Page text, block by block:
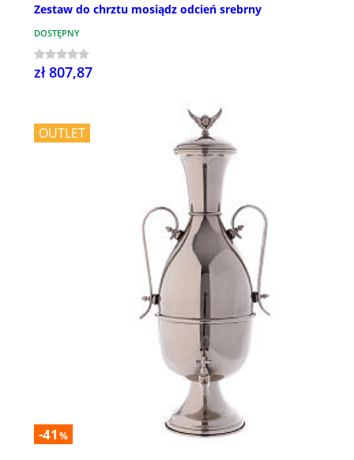
Zestaw do chrztu mosiądz odcień srebrny
DOSTĘPNY
zł 807,87
OUTLET
-41 %